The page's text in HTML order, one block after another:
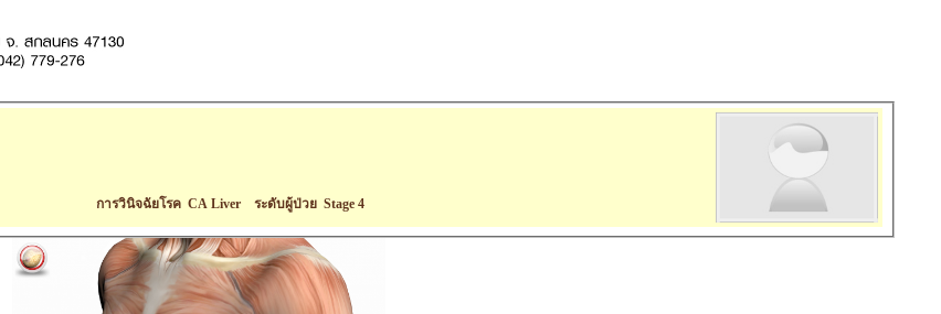
การวินิจฉัยโรค CA Liver ระดับผู้ป่วย Stage 4